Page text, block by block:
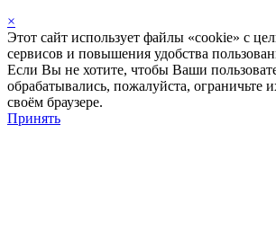
×
Этот сайт использует файлы «cookie» с
сервисов и повышения удобства
Если Вы не хотите, чтобы Ваши
обрабатывались, пожалуйста, ограничьте
своём браузере.
Принять